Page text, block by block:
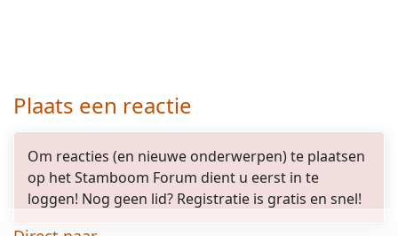
Plaats een reactie
Om reacties (en nieuwe onderwerpen) te plaatsen
op het Stamboom Forum dient u eerst in te
loggen! Nog geen lid? Registratie is gratis en snel!